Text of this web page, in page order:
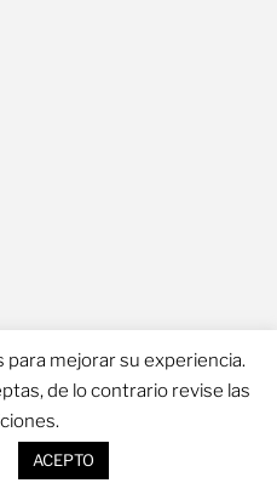
para mejorar su experiencia.
de lo contrario revise las
ACEPTO